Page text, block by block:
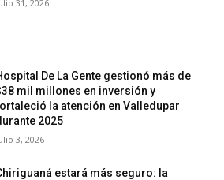
31, 2026
De La Gente gestionó más de
mil millones en inversión y
la atención en Valledupar
2025
3, 2026
estará más seguro: la